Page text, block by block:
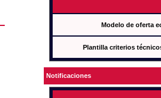
Modelo de oferta
Plantilla criterios
Notificaciones